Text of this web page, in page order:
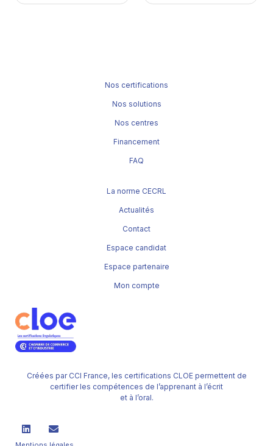
Créées par CCI France, les certifications CLOE permettent de
certifier les compétences de l’apprenant à l’écrit
et à l’oral.
Nos certifications
Nos solutions
Nos centres
Financement
FAQ
La norme CECRL
Actualités
Contact
Espace candidat
Espace partenaire
Mon compte